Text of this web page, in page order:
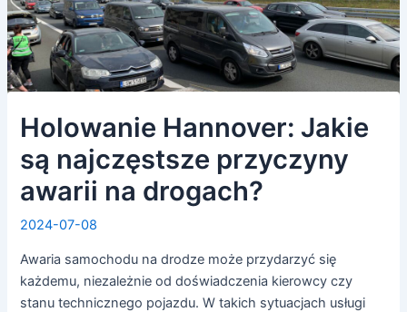
Holowanie Hannover: Jakie
są najczęstsze przyczyny
awarii na drogach?
2024-07-08
Awaria samochodu na drodze może przydarzyć się
każdemu, niezależnie od doświadczenia kierowcy czy
stanu technicznego pojazdu. W takich sytuacjach usługi